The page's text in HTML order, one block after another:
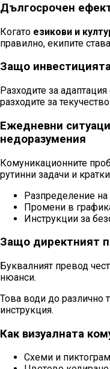
Дългосрочен
Когато езикови и
правилно, екипите
Защо
Разходите за
разходите за текучество.
Ежедневни
недоразумения
Комуникационните
рутинни задачи и
Разпределение на
Промени в
Инструкции за
Защо директният
Буквалният превод
нюанси.
Това води до различно
инструкция.
Как визуалната
Схеми и